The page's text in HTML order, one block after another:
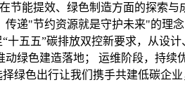
能提效、绿色制造方面的探索
递"节约资源就是守护未来"的
五五”碳排放双控新要求，从设
绿色建造落地； 运维阶段，持
绿色出行让我们携手共建低碳企业